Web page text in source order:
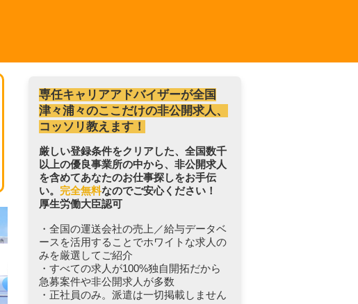
専任キャリアアドバイザーが全国
津々浦々のここだけの非公開求人、
コッソリ教えます！
厳しい登録条件をクリアした、全国数千
以上の優良事業所の中から、非公開求人
を含めてあなたのお仕事探しをお手伝
い。 完全無料なのでご安心ください！
厚生労働大臣認可
・全国の運送会社の売上／給与データベ
ースを活用することでホワイトな求人の
みを厳選してご紹介
・すべての求人が100%独自開拓だから
急募案件や非公開求人が多数
・正社員のみ。派遣は一切掲載しません